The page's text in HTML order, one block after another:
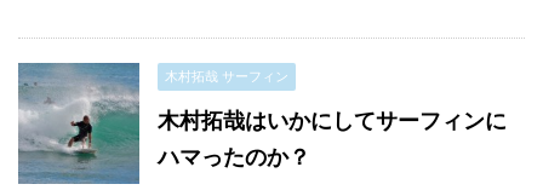
木村拓哉 サーフィン
木村拓哉はいかにしてサーフィンに
ハマったのか？